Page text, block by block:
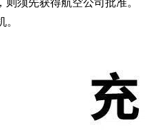
则须先获得航空公司批准。